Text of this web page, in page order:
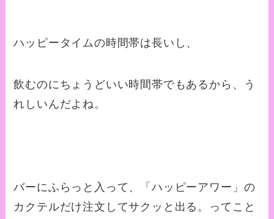
ハッピータイムの時間帯は長いし、
飲むのにちょうどいい時間帯でもあるから、う
れしいんだよね。
バーにふらっと入って、「ハッピーアワー」の
カクテルだけ注文してサクッと出る。ってこと